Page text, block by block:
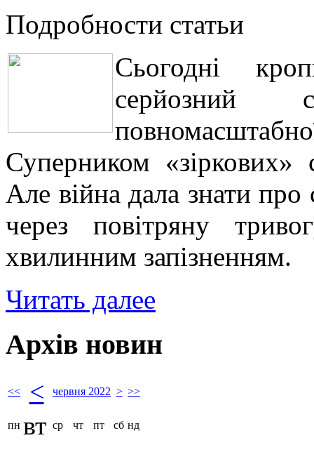
Подробности статьи
Сьогодні
серйозний
Суперником «зіркових»
Але війна дала знати
через повітряну
хвилинним запізненням.
Читать далее
Архів новин
<< < червня 2022 > >>
пн вт ср чт пт сб нд